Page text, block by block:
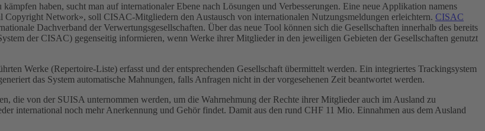
haben, sucht man auf internationaler Ebene nach Lösungen und Verbesserungen. Eine neue Applikation namens
Network», soll CISAC-Mitgliedern den Austausch von internationalen Nutzungsmeldungen erleichtern. CISAC
Dachverband der Verwertungsgesellschaften. Über das neue Tool können sich die Gesellschaften innerhalb des bereits
der CISAC) gegenseitig informieren, wenn Werke ihrer Mitglieder in den jeweiligen Gebieten der Gesellschaften genutzt
Werke (Repertoire-Liste) erfasst und der entsprechenden Gesellschaft übermittelt werden. Ein integriertes Trackingsystem
das System automatische Mahnungen, falls Anfragen nicht in der vorgesehenen Zeit beantwortet werden.
die von der SUISA unternommen werden, um die Wahrnehmung der Rechte ihrer Mitglieder auch im Ausland zu
international noch mehr Anerkennung und Gehör findet. Damit aus den rund CHF 11 Mio. Einnahmen aus dem Ausland